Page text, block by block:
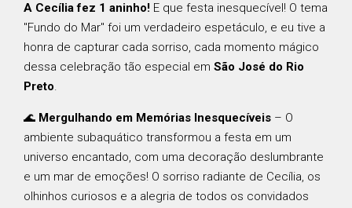
A Cecília fez 1 aninho! E que festa inesquecível! O tema
"Fundo do Mar" foi um verdadeiro espetáculo, e eu tive a
honra de capturar cada sorriso, cada momento mágico
dessa celebração tão especial em São José do Rio
Preto.
🌊 Mergulhando em Memórias Inesquecíveis – O
ambiente subaquático transformou a festa em um
universo encantado, com uma decoração deslumbrante
e um mar de emoções! O sorriso radiante de Cecília, os
olhinhos curiosos e a alegria de todos os convidados